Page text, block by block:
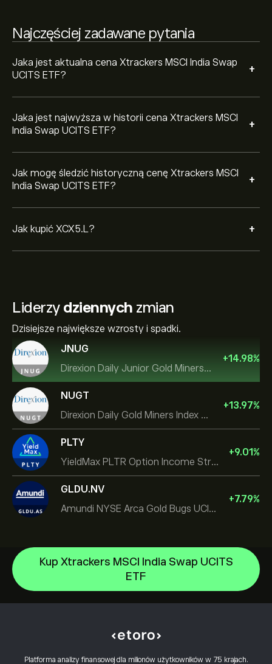
Najczęściej zadawane pytania
Jaka jest aktualna cena Xtrackers MSCI India Swap
UCITS ETF?
+
Jaka jest najwyższa w historii cena Xtrackers MSCI
India Swap UCITS ETF?
+
Jak mogę śledzić historyczną cenę Xtrackers MSCI
India Swap UCITS ETF?
+
Jak kupić XCX5.L? +
zlecenie kupna XCX5.L po określonej cenie w
przyszłości.
Liderzy dziennych zmian
Dzisiejsze największe wzrosty i spadki.
JNUG
Direxion Daily Junior Gold Miners Index Bull 2X ETF
+14.98%
NUGT
Direxion Daily Gold Miners Index Bull 2X ETF
+13.97%
PLTY
YieldMax PLTR Option Income Strategy ETF
+9.01%
GLDU.NV
Amundi NYSE Arca Gold Bugs UCITS ETF Dist
+7.79%
Kup Xtrackers MSCI India Swap UCITS
ETF
Platforma analizy finansowej dla milionów użytkowników w 75 krajach.
iShares TIPS 0-5 UCITS ETF
Invesco S&P 500 Equal Weight ETF
VanEck Semiconductor UCITS ETF
iShares Physical Gold ETC
Odpowiedzialny handel
Co to jest dźwignia finansowa i depozyt